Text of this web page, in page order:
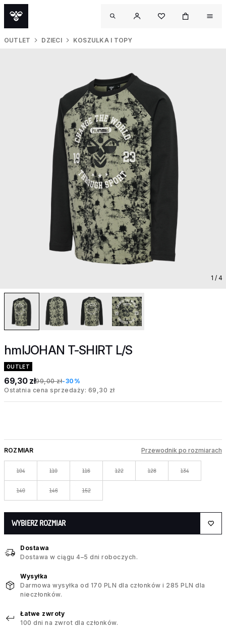
OUTLET DZIECI KOSZULKA I TOPY
1 / 4
hmlJOHAN T-SHIRT L/S
OUTLET
69,30 zł99,00 zł-30%
Ostatnia cena sprzedaży: 69,30 zł
ROZMIAR Przewodnik po rozmiarach
104 110 116 122 128 134
140 146 152
WYBIERZ ROZMIAR
Dostawa
Dostawa w ciągu 4–5 dni roboczych.
Wysyłka
Darmowa wysyłka od 170 PLN dla członków i 285 PLN dla
nieczłonków.
Łatwe zwroty
100 dni na zwrot dla członków.